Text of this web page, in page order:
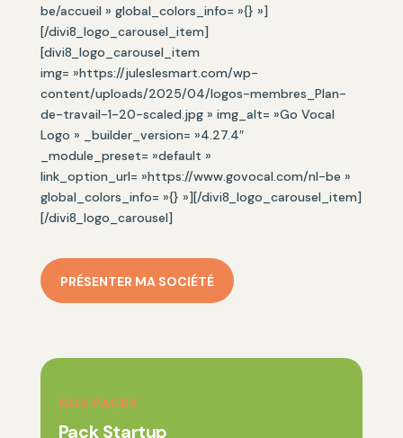
be/accueil » global_colors_info= »{} »]
[/divi8_logo_carousel_item]
[divi8_logo_carousel_item
img= »https://juleslesmart.com/wp-
content/uploads/2025/04/logos-membres_Plan-
de-travail-1-20-scaled.jpg » img_alt= »Go Vocal
Logo » _builder_version= »4.27.4″
_module_preset= »default »
link_option_url= »https://www.govocal.com/nl-be »
global_colors_info= »{} »][/divi8_logo_carousel_item]
[/divi8_logo_carousel]
PRÉSENTER MA SOCIÉTÉ
NOS PACKS
Pack Startup